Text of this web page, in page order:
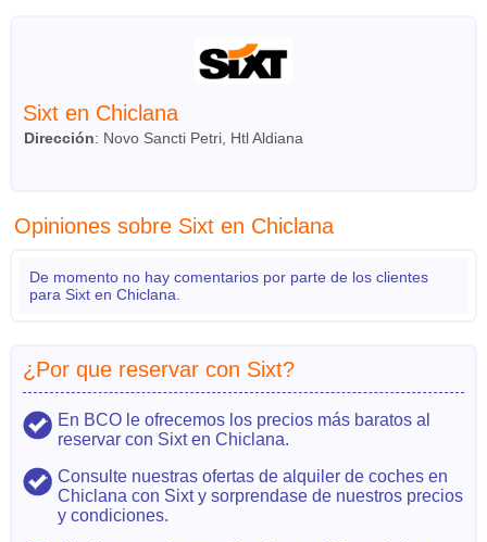
Sixt en Chiclana
Dirección: Novo Sancti Petri, Htl Aldiana
Opiniones sobre Sixt en Chiclana
De momento no hay comentarios por parte de los clientes
para Sixt en Chiclana.
¿Por que reservar con Sixt?
En BCO le ofrecemos los precios más baratos al
reservar con Sixt en Chiclana.
Consulte nuestras ofertas de alquiler de coches en
Chiclana con Sixt y sorprendase de nuestros precios
y condiciones.